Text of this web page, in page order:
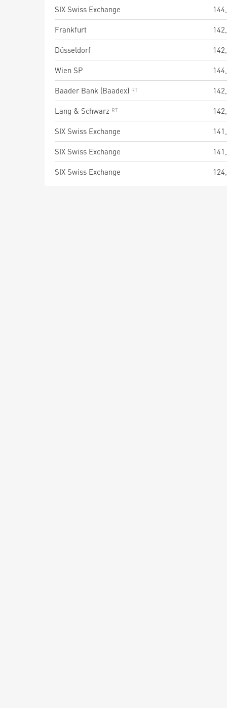
SIX Swiss Exchange
Frankfurt
Düsseldorf
Wien SP
Baader Bank (Baadex)
Lang & Schwarz
SIX Swiss Exchange
SIX Swiss Exchange
SIX Swiss Exchange